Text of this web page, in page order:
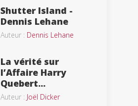
Shutter Island -
Dennis Lehane
Auteur : Dennis Lehane
La vérité sur
l’Affaire Harry
Quebert...
Auteur : Joël Dicker